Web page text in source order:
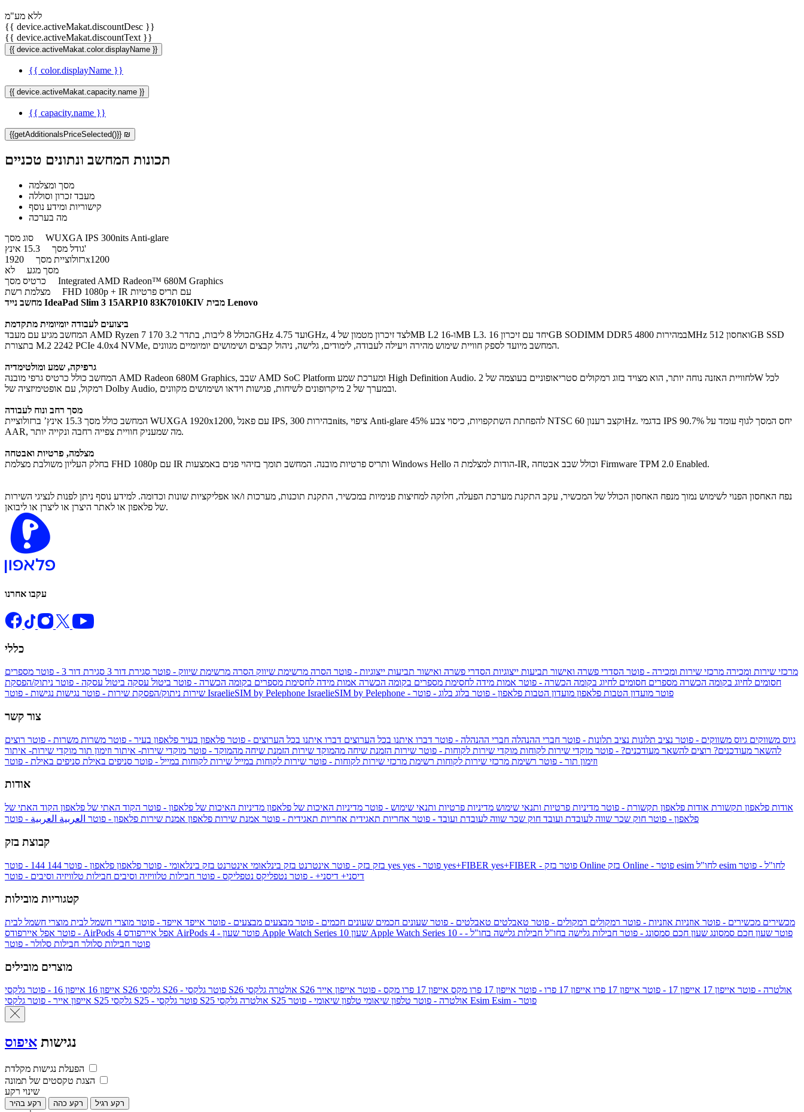
ללא מע"מ
{{ device.activeMakat.discountDesc }}
{{ device.activeMakat.discountText }}
{{ device.activeMakat.color.displayName }}
{{ color.displayName }}
{{ device.activeMakat.capacity.name }}
{{ capacity.name }}
{{getAdditionalsPriceSelected()}} ₪
תכונות המחשב ונתונים טכניים
מסך ומצלמה
מעבד זכרון וסוללה
קישוריות ומידע נוסף
מה בערכה
סוג מסך WUXGA IPS 300nits Anti-glare
גודל מסך15.3 אינץ'
רזולוציית מסך1920x1200
מסך מגע לא
כרטיס מסך Integrated AMD Radeon™ 680M Graphics
מצלמת רשת
FHD 1080p + IR עם תריס פרטיות
מחשב נייד IdeaPad Slim 3 15ARP10 83K7010KIV מבית Lenovo
ביצועים לעבודה יומיומית מתקדמת
המחשב מגיע עם מעבד AMD Ryzen 7 170 הכולל 8 ליבות, בתדר 3.2GHz ועד 4.75GHz, לצד זיכרון מטמון של 4MB L2 ו-16MB L3. יחד עם זיכרון 16GB SODIMM DDR5 במהירות 4800MHz ואחסון 512GB SSD
בתצורת M.2 2242 PCIe 4.0x4 NVMe, המחשב מיועד לספק חוויית שימוש מהירה ויעילה לעבודה, לימודים, גלישה, ניהול קבצים ושימושים יומיומיים מגוונים.
גרפיקה, שמע ומולטימדיה
המחשב כולל כרטיס גרפי מובנה AMD Radeon 680M Graphics, שבב AMD SoC Platform ומערכת שמע High Definition Audio. לחוויית האזנה נוחה יותר, הוא מצויד בזוג רמקולים סטריאופוניים בעוצמה של 2W לכל
רמקול, עם אופטימיזציה של Dolby Audio, ובמערך של 2 מיקרופונים לשיחות, פגישות וידאו ושימושים מקוונים.
מסך רחב ונוח לעבודה
המחשב כולל מסך 15.3 אינץ’ ברזולוציית WUXGA 1920x1200, עם פאנל IPS, בהירות 300nits, ציפוי Anti-glare להפחתת השתקפויות, כיסוי צבע 45% NTSC וקצב רענון 60Hz. בדגמי IPS יחס המסך לגוף עומד על 90.7%
AAR, מה שמעניק חוויית צפייה רחבה ונקייה יותר.
מצלמה, פרטיות ואבטחה
בחלק העליון משולבת מצלמת FHD 1080p עם IR ותריס פרטיות מובנה. המחשב תומך בזיהוי פנים באמצעות Windows Hello הודות למצלמת ה-IR, וכולל שבב אבטחה Firmware TPM 2.0 Enabled.
נפח האחסון הפנוי לשימוש נמוך מנפח האחסון הכולל של המכשיר, עקב התקנת מערכת הפעלה, חלוקה למחיצות פנימיות במכשיר, התקנת תוכנות, מערכות ו/או אפליקציות שונות וכדומה. למידע נוסף ניתן לפנות לנציגי השירות
של פלאפון או לאתר היצרן או ליצרן או ליבואן.
עקבו אחרנו
כללי
מרכזי שירות ומכירה מרכזי שירות ומכירה - פוטר הסדרי פשרה ואישור תביעות ייצוגיות הסדרי פשרה ואישור תביעות ייצוגיות - פוטר הסרה מרשימת שיווק הסרה מרשימת שיווק - פוטר סגירת דור 3 סגירת דור 3 - פוטר
מספרים
חסומים לחיוג בקומה הכשרה מספרים חסומים לחיוג בקומה הכשרה - פוטר אמות מידה לחסימת מספרים בקומה הכשרה אמות מידה לחסימת מספרים בקומה הכשרה - פוטר ביטול עסקה ביטול עסקה - פוטר ניתוק/הפסקת
שירות ניתוק/הפסקת שירות - פוטר נגישות IsraelieSIM by Pelephone IsraelieSIM by Pelephone - פוטר מועדון הטבות פלאפון מועדון הטבות פלאפון - פוטר בלוג בלוג - פוטר
צור קשר
גיוס משווקים גיוס משווקים - פוטר נציב תלונות נציב תלונות - פוטר חברי ההנהלה חברי ההנהלה - פוטר דברו איתנו בכל הערוצים דברו איתנו בכל הערוצים - פוטר פלאפון בעיר פלאפון בעיר - פוטר משרות משרות - פוטר רוצים
להשאר מעודכנים? רוצים להשאר מעודכנים? - פוטר מוקדי שירות לקוחות מוקדי שירות לקוחות - פוטר שירות הזמנת שיחה מהמוקד שירות הזמנת שיחה מהמוקד - פוטר מוקדי שירות- איתור וזימון תור מוקדי שירות- איתור
וזימון תור - פוטר רשימת מרכזי שירות לקוחות רשימת מרכזי שירות לקוחות - פוטר שירות לקוחות במייל שירות לקוחות במייל - פוטר סניפים באילת סניפים באילת - פוטר
אודות
אודות פלאפון תקשורת אודות פלאפון תקשורת - פוטר מדיניות פרטיות ותנאי שימוש מדיניות פרטיות ותנאי שימוש - פוטר מדיניות האיכות של פלאפון מדיניות האיכות של פלאפון - פוטר הקוד האתי של פלאפון הקוד האתי של
פלאפון - פוטר חוק שכר שווה לעובדת ועובד חוק שכר שווה לעובדת ועובד - פוטר אחריות תאגידית אחריות תאגידית - פוטר אמנת שירות פלאפון אמנת שירות פלאפון - פוטר العربية العربية - פוטר
קבוצת בזק
בזק בזק - פוטר אינטרנט בזק בינלאומי אינטרנט בזק בינלאומי - פוטר פלאפון פלאפון - פוטר 144 yes yes+FIBER yes+FIBER - פוטר בזק Online
esim לחו"ל - פוטר
דיסני+ דיסני+ - פוטר נטפליקס נטפליקס - פוטר חבילות טלוויזיה וסיבים חבילות טלוויזיה וסיבים - פוטר
קטגוריות מובילות
מכשירים מכשירים - פוטר אוזניות אוזניות - פוטר רמקולים רמקולים - פוטר טאבלטים טאבלטים - פוטר שעונים חכמים שעונים חכמים - פוטר מבצעים מבצעים - פוטר אייפד אייפד - פוטר מוצרי חשמל לבית מוצרי חשמל לבית
- פוטר אפל איירפודס AirPods 4 אפל איירפודס AirPods 4 - פוטר שעון Apple Watch Series 10 שעון Apple Watch Series 10 - פוטר שעון חכם סמסונג שעון חכם סמסונג - פוטר חבילות גלישה בחו"ל חבילות גלישה בחו"ל -
פוטר חבילות סלולר חבילות סלולר - פוטר
מוצרים מובילים
אייפון 16 אייפון 16 - פוטר גלקסי S26 גלקסי S26 - פוטר גלקסי S26 אולטרה גלקסי S26 אולטרה - פוטר אייפון 17 אייפון 17 - פוטר אייפון 17 פרו אייפון 17 פרו - פוטר אייפון 17 פרו מקס אייפון 17 פרו מקס - פוטר
אייפון אייר
אייפון אייר - פוטר גלקסי S25 גלקסי S25 - פוטר גלקסי S25 אולטרה גלקסי S25 אולטרה - פוטר טלפון שיאומי Esim Esim - פוטר
נגישות איפוס
הפעלת נגישות מקלדת
הצגת טקסטים של תמונה
שינוי רקע
רקע בהיר רקע כהה רקע רגיל